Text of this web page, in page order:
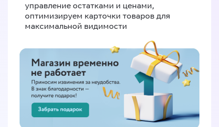
управление остатками и ценами,
оптимизируем карточки товаров для
максимальной видимости